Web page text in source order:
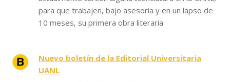
para que trabajen, bajo asesoría y en un lapso de
10 meses, su primera obra literaria
Nuevo boletín de la Editorial Universitaria
UANL